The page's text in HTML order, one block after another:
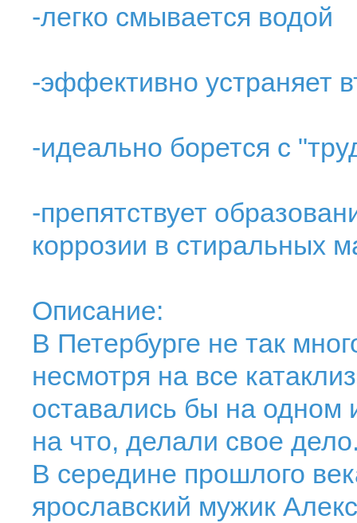
-легко смывается водой
-эффективно устраняет
-идеально борется с
-препятствует
коррозии в стиральных
Описание:
В Петербурге не так
несмотря на все
оставались бы на одном
на что, делали свое
В середине прошлого
ярославский мужик